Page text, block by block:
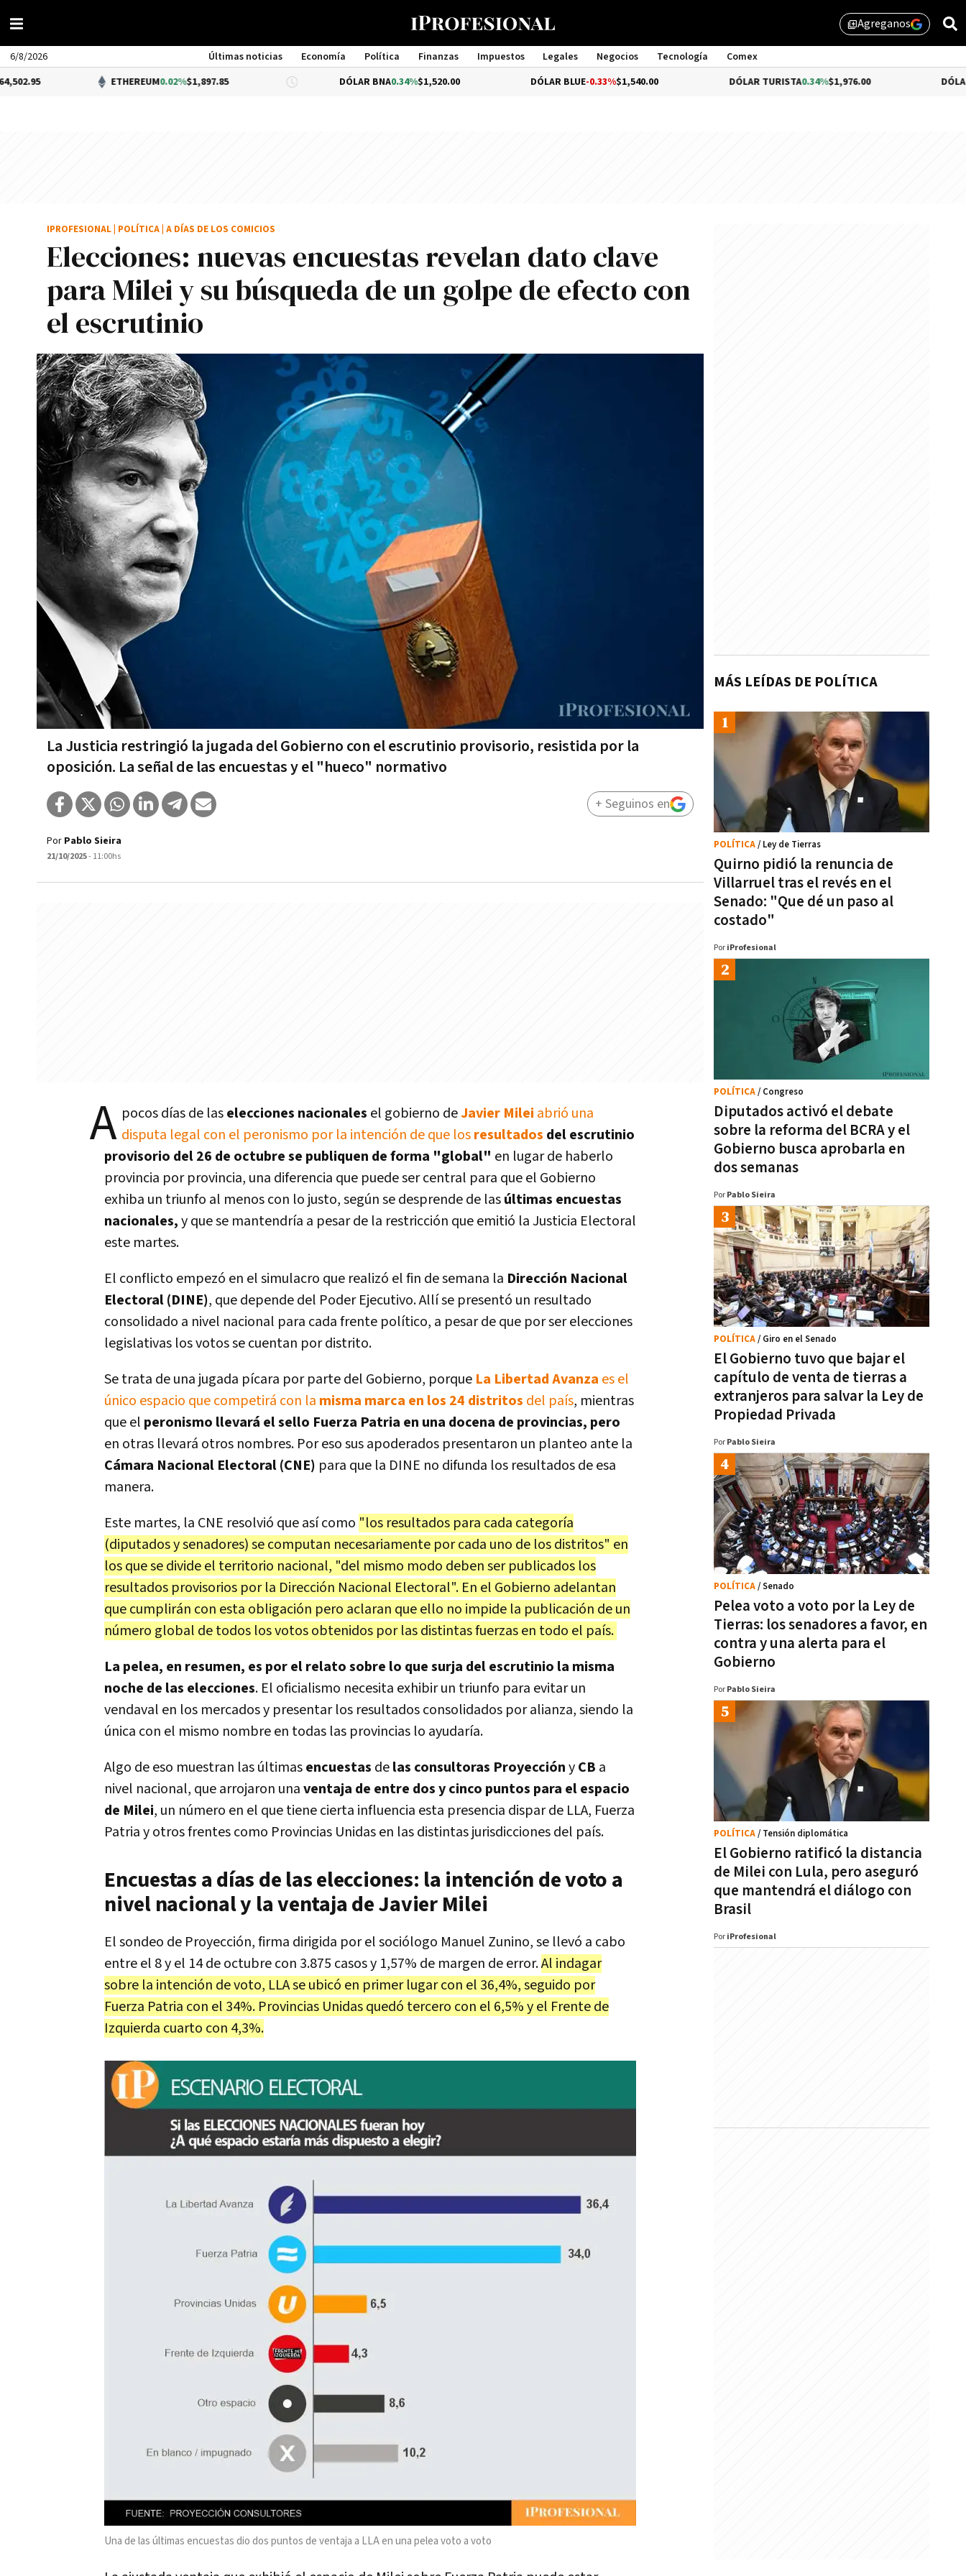
library_addAgreganos
6/8/2026 Últimas noticias Economía Política Finanzas Impuestos Legales Negocios Tecnología
Comex
Management
ETHEREUM 0.02%$1,897.85 DÓLAR BNA 0.34%$1,520.00 DÓLAR BLUE-0.33% $1,540.00 DÓLAR TURISTA0.34%$1,976.00 -
Elecciones: nuevas encuestas revelan dato clave
para Milei y su búsqueda de un golpe de efecto con
el escrutinio
La Justicia restringió la jugada del Gobierno con el escrutinio provisorio, resistida por la
oposición. La señal de las encuestas y el "hueco" normativo
IPROFESIONAL POLÍTICA A DÍAS DE LOS COMICIOS
Por Pablo Sieira
21/10/2025- 11:00hs
+ Seguinos en
A pocos días de laselecciones nacionales el gobierno deJavier Milei abrió una
disputa legal con el peronismo por la intención de que losresultados del escrutinio
provisorio del 26 de octubre se publiquen de forma "global" en lugar de haberlo
provincia por provincia, una diferencia que puede ser central para que el Gobierno
exhiba un triunfo al menos con lo justo, según se desprende de lasúltimas encuestas
nacionales,y que se mantendría a pesar de la restricción que emitió la Justicia Electoral
este martes.
El conflicto empezó en el simulacro que realizó el fin de semana la Dirección Nacional
Electoral (DINE), que depende del Poder Ejecutivo. Allí se presentó un resultado
consolidado a nivel nacional para cada frente político, a pesar de que por ser elecciones
legislativas los votos se cuentan por distrito.
Se trata de una jugada pícara por parte del Gobierno, porque La Libertad Avanza es el
único espacio que competirá con la misma marca en los 24 distritos del país, mientras
que el peronismo llevará el sello Fuerza Patria en una docena de provincias, pero
en otras llevará otros nombres. Por eso sus apoderados presentaron un planteo ante la
Cámara Nacional Electoral (CNE) para que la DINE no difunda los resultados de esa
manera.
Este martes, la CNE resolvió que así como "los resultados para cada categoría
(diputados y senadores) se computan necesariamente por cada uno de los distritos" en
los que se divide el territorio nacional, "del mismo modo deben ser publicados los
resultados provisorios por la Dirección Nacional Electoral". En el Gobierno adelantan
que cumplirán con esta obligación pero aclaran que ello no impide la publicación de un
número global de todos los votos obtenidos por las distintas fuerzas en todo el país.
La pelea, en resumen, es por el relato sobre lo que surja del escrutinio la misma
noche de las elecciones. El oficialismo necesita exhibir un triunfo para evitar un
vendaval en los mercados y presentar los resultados consolidados por alianza, siendo la
única con el mismo nombre en todas las provincias lo ayudaría.
Algo de eso muestran las últimasencuestas delas consultoras ProyecciónyCB a
nivel nacional, que arrojaron unaventaja de entre dos y cinco puntos para el espacio
de Milei, un número en el que tiene cierta influencia esta presencia dispar de LLA, Fuerza
Patria y otros frentes como Provincias Unidas en las distintas jurisdicciones del país.
Encuestas a días de las elecciones: la intención de voto a
nivel nacional y la ventaja de Javier Milei
El sondeo de Proyección, firma dirigida por el sociólogo Manuel Zunino, se llevó a cabo
entre el 8 y el 14 de octubre con 3.875 casos y 1,57% de margen de error.Al indagar
sobre la intención de voto, LLA se ubicó en primer lugar con el 36,4%, seguido por
Fuerza Patria con el 34%. Provincias Unidas quedó tercero con el 6,5% y el Frente de
Izquierda cuarto con 4,3%.
Una de las últimas encuestas dio dos puntos de ventaja a LLA en una pelea voto a voto
MÁS LEÍDAS DE POLÍTICA
Quirno pidió la renuncia de
Villarruel tras el revés en el
Senado: "Que dé un paso al
costado"
POLÍTICA/ Ley de Tierras
Por iProfesional
Diputados activó el debate
sobre la reforma del BCRA y el
Gobierno busca aprobarla en
dos semanas
POLÍTICA/ Congreso
Por Pablo Sieira
El Gobierno tuvo que bajar el
capítulo de venta de tierras a
extranjeros para salvar la Ley de
Propiedad Privada
POLÍTICA/ Giro en el Senado
Por Pablo Sieira
Pelea voto a voto por la Ley de
Tierras: los senadores a favor, en
contra y una alerta para el
Gobierno
POLÍTICA/ Senado
Por Pablo Sieira
El Gobierno ratificó la distancia
de Milei con Lula, pero aseguró
que mantendrá el diálogo con
Brasil
POLÍTICA/ Tensión diplomática
Por iProfesional